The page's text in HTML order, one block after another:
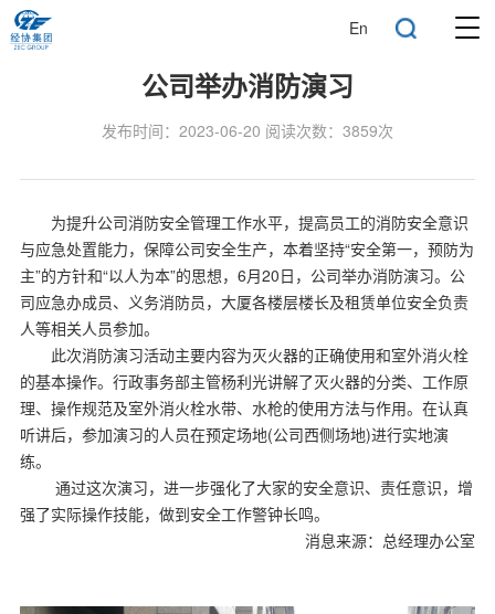
En
公司举办消防演习
发布时间：2023-06-20 阅读次数：3859次
为提升公司消防安全管理工作水平，提高员工的消防安全意识
与应急处置能力，保障公司安全生产，本着坚持“安全第一，预防为
主”的方针和“以人为本”的思想，6月20日，公司举办消防演习。公
司应急办成员、义务消防员，大厦各楼层楼长及租赁单位安全负责
人等相关人员参加。
此次消防演习活动主要内容为灭火器的正确使用和室外消火栓
的基本操作。行政事务部主管杨利光讲解了灭火器的分类、工作原
理、操作规范及室外消火栓水带、水枪的使用方法与作用。在认真
听讲后，参加演习的人员在预定场地(公司西侧场地)进行实地演
练。
通过这次演习，进一步强化了大家的安全意识、责任意识，增
强了实际操作技能，做到安全工作警钟长鸣。
消息来源：总经理办公室